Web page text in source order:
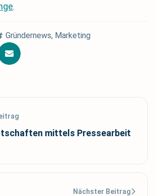
.
Gründernews, Marketing
mittels Pressearbeit
Nächster Beitrag